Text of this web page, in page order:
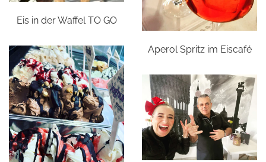
Aperol Spritz im Eiscafé
Eis in der Waffel TO GO